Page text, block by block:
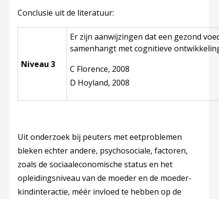
Conclusie uit de literatuur:
Niveau 3
Er zijn aanwijzingen dat een gezond
samenhangt met cognitieve
C Florence, 2008
D Hoyland, 2008
Uit onderzoek bij peuters met eetproblemen
bleken echter andere, psychosociale, factoren,
zoals de sociaaleconomische status en het
opleidingsniveau van de moeder en de moeder-
kindinteractie, méér invloed te hebben op de